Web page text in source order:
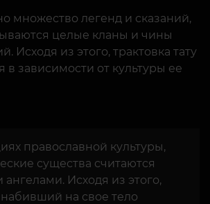
множество легенд и сказаний,
целые кланы и чины
Исходя из этого, трактовка тату
в зависимости от культуры ее
православной культуры,
существа считаются
Исходя из этого,
набивший на свое тело